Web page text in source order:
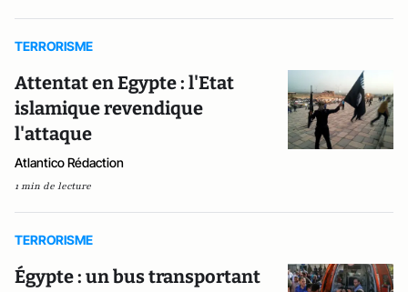
TERRORISME
Attentat en Egypte : l'Etat
islamique revendique
l'attaque
Atlantico Rédaction
1 min de lecture
TERRORISME
Égypte : un bus transportant